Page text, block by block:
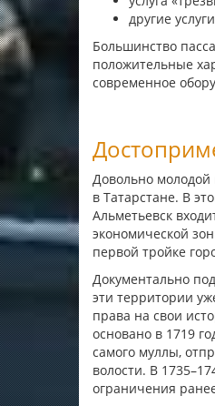
другие
Большинство
положительные
современное
Довольно молодой
в Татарстане. В
Альметьевск
экономической
первой тройке
Документально
эти территории
права на свои
основано в 1719
самого муллы,
волости. В
ограничения